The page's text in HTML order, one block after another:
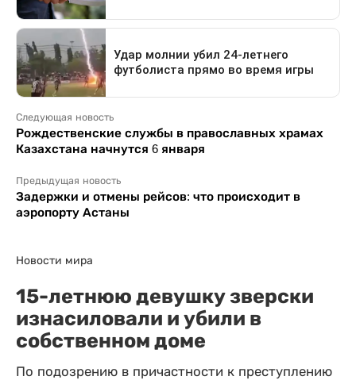
Следующая новость
Рождественские службы в православных храмах
Казахстана начнутся 6 января
Предыдущая новость
Задержки и отмены рейсов: что происходит в
аэропорту Астаны
Новости мира
15-летнюю девушку зверски
изнасиловали и убили в
собственном доме
По подозрению в причастности к преступлению